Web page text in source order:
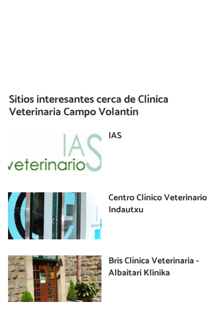
Sitios interesantes cerca deClínica
Veterinaria Campo Volantín
IAS
Centro Clínico Veterinario
Indautxu
Bris Clínica Veterinaria -
Albaitari Klinika